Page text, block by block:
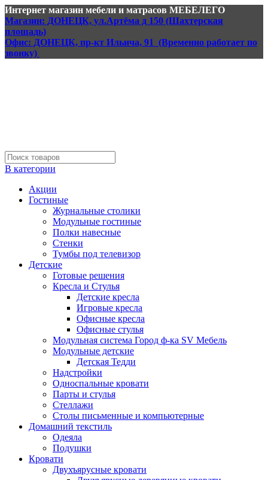
Интернет магазин мебели и матрасов МЕБЕЛЕГО
Магазин: ДОНЕЦК, ул.Артёма д 150 (Шахтерская
площадь)
Офис: ДОНЕЦК, пр-кт Ильича, 91 (Временно работает по
звонку)
В категории
Акции
Гостиные
Журнальные столики
Модульные гостиные
Полки навесные
Стенки
Тумбы под телевизор
Детские
Готовые решения
Кресла и Стулья
Детские кресла
Игровые кресла
Офисные кресла
Офисные стулья
Модульная система Город ф-ка SV Мебель
Модульные детские
Детская Тедди
Надстройки
Односпальные кровати
Парты и стулья
Стеллажи
Столы письменные и компьютерные
Домашний текстиль
Одеяла
Подушки
Кровати
Двухъярусные кровати